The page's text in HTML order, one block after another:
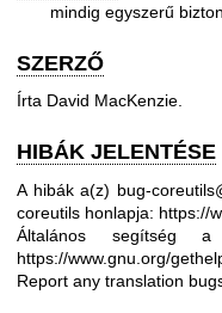
mindig egyszerű
SZERZŐ
Írta David MacKenzie.
HIBÁK JELENTÉSE
A hibák a(z) bug-
coreutils honlapja: https://
Általános segítség a
https://www.gnu.org/
Report any translation